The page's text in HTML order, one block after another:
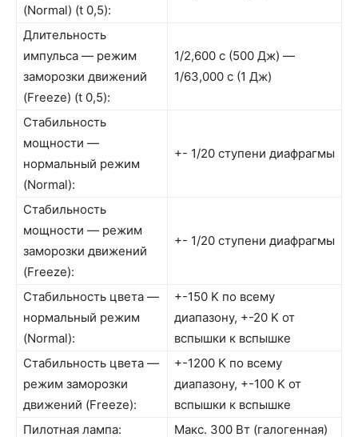
(Normal) (t 0,5):
Длительность
импульса — режим
заморозки движений
(Freeze) (t 0,5):
1/2,600 с (500 Дж) —
1/63,000 с (1 Дж)
Стабильность
мощности —
нормальный режим
(Normal):
+- 1/20 ступени диафрагмы
Стабильность
мощности — режим
заморозки движений
(Freeze):
+- 1/20 ступени диафрагмы
Стабильность цвета —
нормальный режим
(Normal):
+-150 K по всему
диапазону, +-20 K от
вспышки к вспышке
Стабильность цвета —
режим заморозки
движений (Freeze):
+-1200 K по всему
диапазону, +-100 K от
вспышки к вспышке
Пилотная лампа:
Макс. 300 Вт (галогенная)